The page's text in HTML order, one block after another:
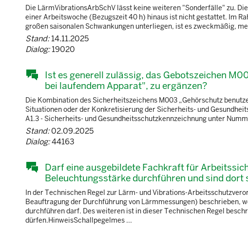
Die LärmVibrationsArbSchV lässt keine weiteren "Sonderfälle" zu.
einer Arbeitswoche (Bezugszeit 40 h) hinaus ist nicht gestattet. Im
großen saisonalen Schwankungen unterliegen, ist es zweckmäßig,
Stand:14.11.2025
Dialog:19020
Ist es generell zulässig, das Gebotszeichen
bei laufendem Apparat", zu ergänzen?
Die Kombination des Sicherheitszeichens M003 „Gehörschutz
Situationen oder der Konkretisierung der Sicherheits- und
A1.3 - Sicherheits- und Gesundheitsschutzkennzeichnung unter
Stand:02.09.2025
Dialog:44163
Darf eine ausgebildete Fachkraft für
Beleuchtungsstärke durchführen und sind
In der Technischen Regel zur Lärm- und Vibrations-
Beauftragung der Durchführung von Lärmmessungen) beschrieben,
durchführen darf. Des weiteren ist in dieser Technischen Regel
dürfen.HinweisSchallpegelmes ...